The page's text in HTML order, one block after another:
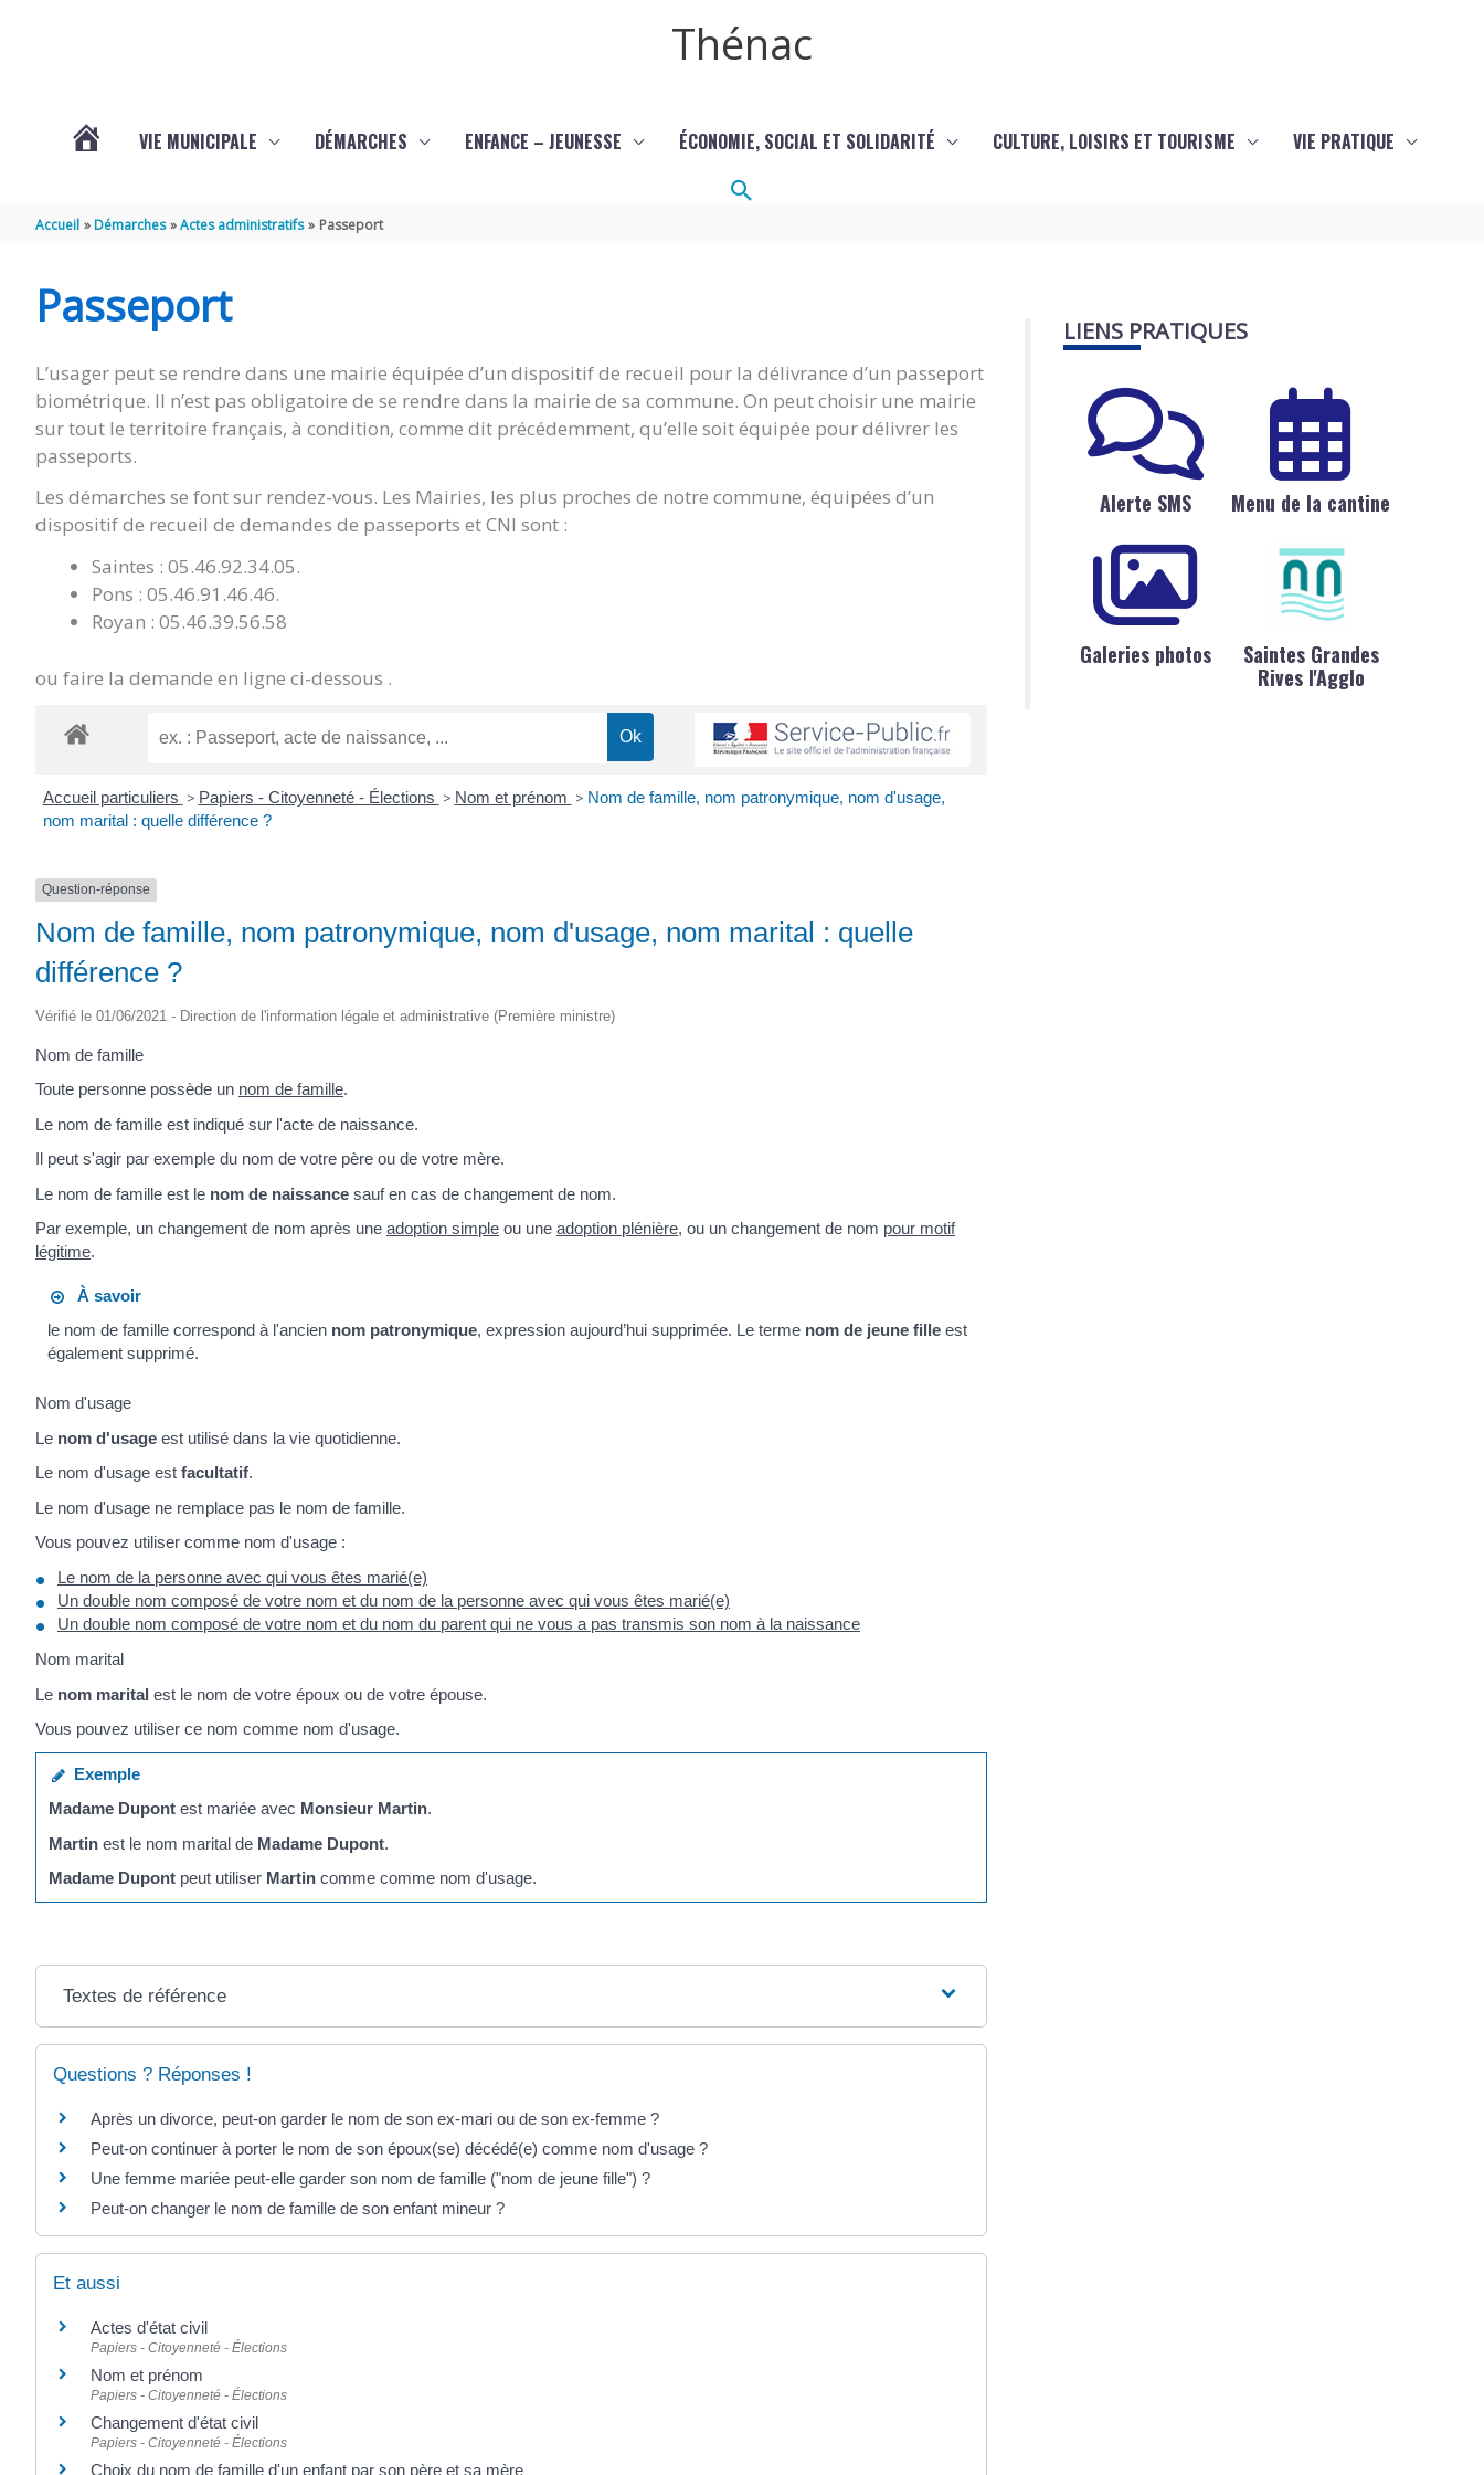
Thénac
THÉNAC
VIE MUNICIPALE DÉMARCHES ENFANCE – JEUNESSE ÉCONOMIE, SOCIAL ET SOLIDARITÉ CULTURE, LOISIRS ET TOURISME VIE PRATIQUE
Rechercher
Accueil Démarches Actes administratifs Passeport
Passeport
L’usager peut se rendre dans une mairie équipée d’un dispositif de recueil pour la délivrance d’un passeport
biométrique. Il n’est pas obligatoire de se rendre dans la mairie de sa commune. On peut choisir une mairie
sur tout le territoire français, à condition, comme dit précédemment, qu’elle soit équipée pour délivrer les
passeports.
Les démarches se font sur rendez-vous. Les Mairies, les plus proches de notre commune, équipées d’un
dispositif de recueil de demandes de passeports et CNI sont :
Saintes : 05.46.92.34.05.
Pons : 05.46.91.46.46.
Royan : 05.46.39.56.58
ou faire la demande en ligne ci-dessous .
Accueil particuliers > Papiers - Citoyenneté - Élections > Nom et prénom > Nom de famille, nom patronymique, nom d'usage,
nom marital : quelle différence ?
Question-réponse
Nom de famille, nom patronymique, nom d'usage, nom marital : quelle
différence ?
Vérifié le 01/06/2021 - Direction de l'information légale et administrative (Première ministre)
Nom de famille
Toute personne possède un nom de famille.
Le nom de famille est indiqué sur l'acte de naissance.
Il peut s'agir par exemple du nom de votre père ou de votre mère.
Le nom de famille est le nom de naissance sauf en cas de changement de nom.
Par exemple, un changement de nom après une adoption simple ou une adoption plénière, ou un changement de nom pour motif
légitime.
À savoir
le nom de famille correspond à l'ancien nom patronymique, expression aujourd’hui supprimée. Le terme nom de jeune fille est
également supprimé.
Nom d'usage
Le nom d'usage est utilisé dans la vie quotidienne.
Le nom d'usage est facultatif.
Le nom d'usage ne remplace pas le nom de famille.
Vous pouvez utiliser comme nom d'usage :
Le nom de la personne avec qui vous êtes marié(e)
Un double nom composé de votre nom et du nom de la personne avec qui vous êtes marié(e)
Un double nom composé de votre nom et du nom du parent qui ne vous a pas transmis son nom à la naissance
Nom marital
Le nom marital est le nom de votre époux ou de votre épouse.
Vous pouvez utiliser ce nom comme nom d'usage.
Exemple
Madame Dupont est mariée avec Monsieur Martin.
Martin est le nom marital de Madame Dupont.
Madame Dupont peut utiliser Martin comme comme nom d'usage.
Textes de référence
Questions ? Réponses !
Après un divorce, peut-on garder le nom de son ex-mari ou de son ex-femme ?
Peut-on continuer à porter le nom de son époux(se) décédé(e) comme nom d'usage ?
Une femme mariée peut-elle garder son nom de famille ("nom de jeune fille") ?
Peut-on changer le nom de famille de son enfant mineur ?
Et aussi
Actes d'état civil
Papiers - Citoyenneté - Élections
Nom et prénom
Papiers - Citoyenneté - Élections
Changement d'état civil
Papiers - Citoyenneté - Élections
Choix du nom de famille d'un enfant par son père et sa mère
LIENS PRATIQUES
Alerte SMS Menu de la cantine
Galeries photos
Saintes Grandes
Rives l'Agglo